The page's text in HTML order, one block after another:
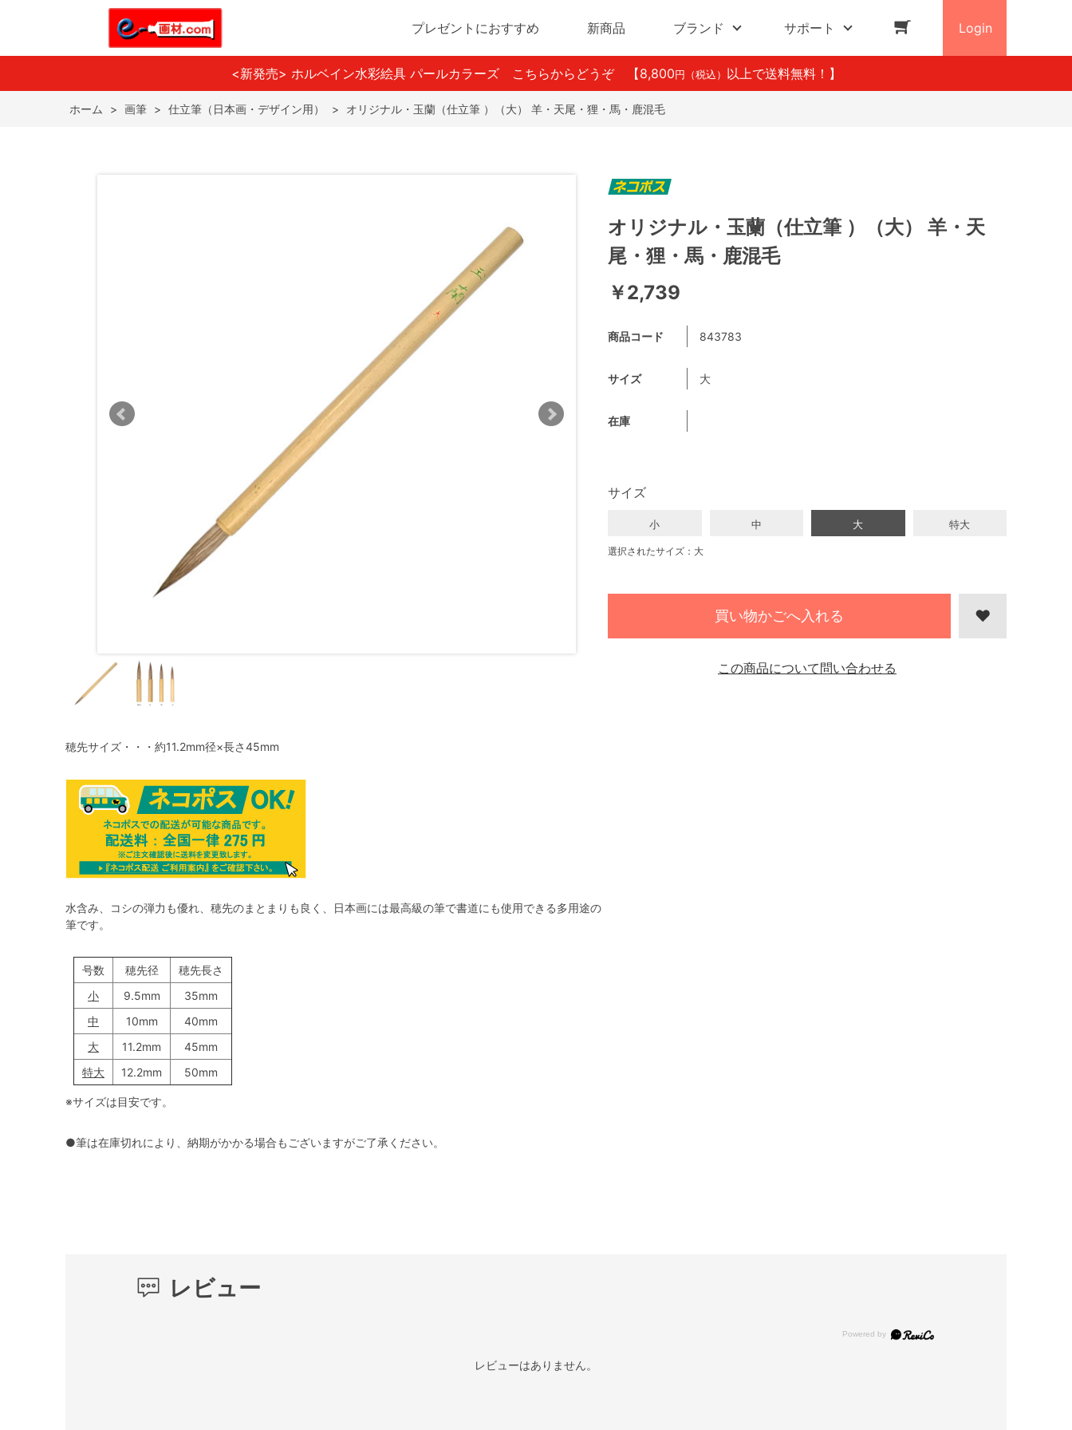
プレゼントにおすすめ 新商品 ブランド サポート Login
<新発売> ホルベイン水彩絵具 パールカラーズ こちらからどうぞ 【8,800 円（税込） 以上で送料無料！】
ホーム > 画筆 > 仕立筆（日本画・デザイン用） > オリジナル・玉蘭（仕立筆 ）（大） 羊・天尾・狸・馬・鹿混毛
穂先サイズ・・・約11.2mm径×長さ45mm
水含み、コシの弾力も優れ、穂先のまとまりも良く、日本画には最高級の筆で書道にも使用できる多用途の
筆です。
号数 穂先径
穂先長さ
小
9.5mm
35mm
中
10mm
40mm
大
11.2mm
45mm
特大
12.2mm 50mm
※サイズは目安です。
●筆は在庫切れにより、納期がかかる場合もございますがご了承ください。
オリジナル・玉蘭（仕立筆 ）（大） 羊・天
尾・狸・馬・鹿混毛
￥2,739
商品コード 843783
サイズ 大
在庫
サイズ
小 中 大 特大
選択されたサイズ：大
買い物かごへ入れる
この商品について問い合わせる
レビュー
レビューはありません。